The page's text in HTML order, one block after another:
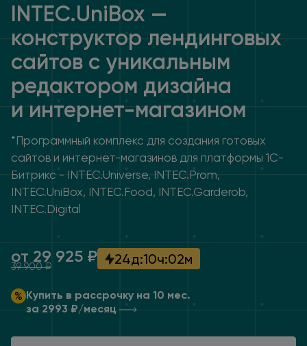
INTEC.UniBox —
конструктор лендинговых
сайтов с уникальным
редактором дизайна
и интернет-магазином
*Программный комплекс для создания готовых
сайтов и интернет-магазинов для платформы 1С-
Битрикс - INTEC.Universe, INTEC.Prom,
INTEC.UniBox, INTEC.Food, INTEC.Garderob,
INTEC.Digital
от 29 925 ₽
39 900 ₽ 24д:10ч:02м
Купить в рассрочку на 10 мес.
за 2993 ₽/месяц